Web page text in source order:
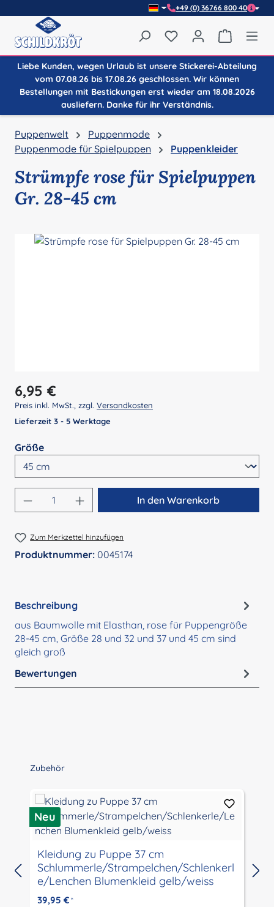
+49 (0) 36766 800 40
Du hast 0 Produkte
Liebe Kunden, wegen Urlaub ist unsere Stickerei-Abteilung
vom 07.08.26 bis 17.08.26 geschlossen. Wir können
Bestellungen mit Bestickungen erst wieder am 18.08.2026
ausliefern. Danke für ihr Verständnis.
Puppenwelt
Puppenmode
Puppenmode für Spielpuppen
Puppenkleider
Strümpfe rose für Spielpuppen
Gr. 28-45 cm
Regulärer Preis:
6,95 €
Preis inkl. MwSt., zzgl. Versandkosten
Lieferzeit 3 - 5 Werktage
Größeauswählen
Produkt Anzahl: Gib den gewünschten
In den Warenkorb
Zum Merkzettel hinzufügen
Produktnummer: 0045174
Beschreibung
aus Baumwolle mit Elasthan, rose für Puppengröße
28-45 cm, Größe 28 und 32 und 37 und 45 cm sind
gleich groß
Bewertungen
Produktgalerie überspringen
Zubehör
Neu
Kleidung zu Puppe 37 cm
Schlummerle/Strampelchen/Schlenkerl
e/Lenchen Blumenkleid gelb/weiss
39,95 € *